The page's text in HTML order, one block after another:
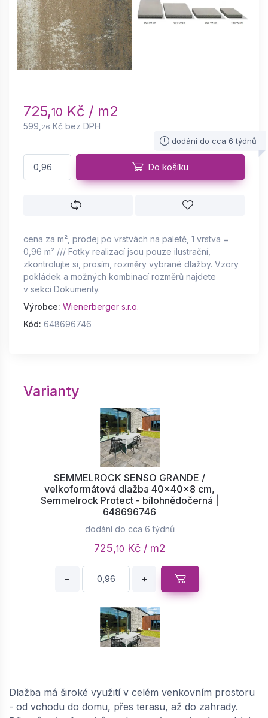
725,10 Kč / m2
599, 26 Kč bez DPH
dodání do cca 6 týdnů
Do košíku
cena za m², prodej po vrstvách na paletě, 1 vrstva =
0,96 m² /// Fotky realizací jsou pouze ilustrační,
zkontrolujte si, prosím, rozměry vybrané dlažby. Vzory
pokládek a možných kombinací rozměrů najdete
v sekci Dokumenty.
Výrobce: Wienerberger s.r.o.
Kód: 648696746
Varianty
SEMMELROCK SENSO GRANDE /
velkoformátová dlažba 40x40x8 cm,
Semmelrock Protect - bílohnědočerná |
648696746
dodání do cca 6 týdnů
725,10 Kč / m2
− +
velkoformátová dlažba 60x40x8 cm,
Semmelrock Protect - bílohnědočerná |
648696737
Dlažba má široké využití v celém venkovním prostoru
- od vchodu do domu, přes terasu, až do zahrady.